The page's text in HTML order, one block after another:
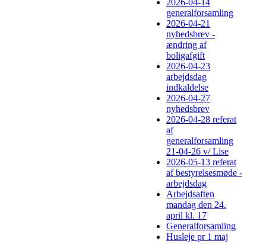
generalforsamling
2026-04-21
nyhedsbrev -
ændring af
boligafgift
2026-04-23
arbejdsdag
indkaldelse
2026-04-27
nyhedsbrev
2026-04-28 referat
af
generalforsamling
21-04-26 v/ Lise
2026-05-13 referat
af bestyrelsesmøde -
arbejdsdag
Arbejdsaften
mandag den 24.
april kl. 17
Generalforsamling
Husleje pr 1 maj